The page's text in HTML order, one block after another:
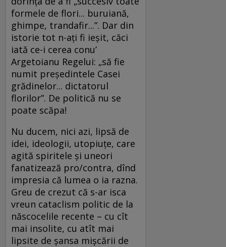
formele de flori... buruiană,
ghimpe, trandafir...”. Dar din
istorie tot n-ați fi ieșit, căci
iată ce-i cerea conu’
Argetoianu Regelui: „să fie
numit președintele Casei
grădinelor... dictatorul
florilor”. De politică nu se
poate scăpa!
Nu ducem, nici azi, lipsă de
idei, ideologii, utopiuțe, care
agită spiritele și uneori
fanatizează pro/contra, dînd
impresia că lumea o ia razna.
Greu de crezut că s-ar isca
vreun cataclism politic de la
născocelile recente – cu cît
mai insolite, cu atît mai
lipsite de șansa mișcării de